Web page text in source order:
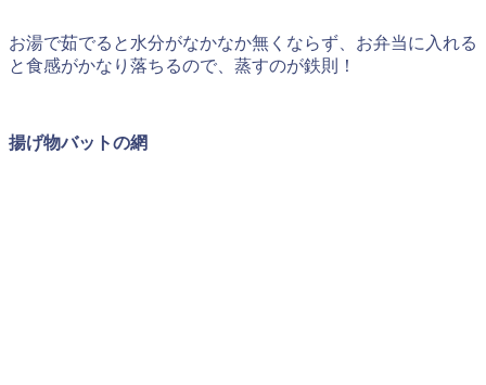
お湯で茹でると水分がなかなか無くならず、お弁当に入れる
と食感がかなり落ちるので、蒸すのが鉄則！
揚げ物バットの網